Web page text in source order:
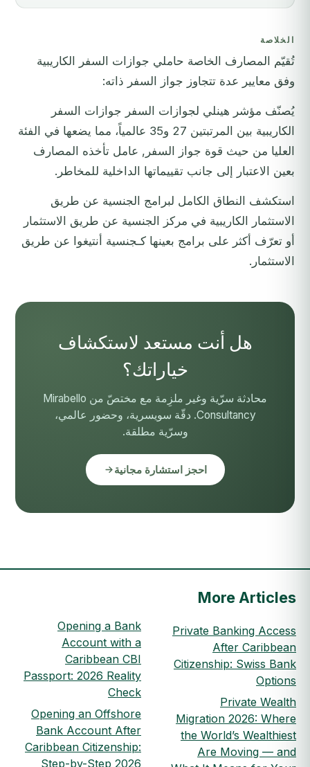
الخلاصة
تُقيّم المصارف الخاصة حاملي جوازات السفر الكاريبية
وفق معايير عدة تتجاوز جواز السفر ذاته:
يُصنّف مؤشر هينلي لجوازات السفر جوازات السفر
الكاريبية بين المرتبتين 27 و35 عالمياً، مما يضعها في الفئة
العليا من حيث قوة جواز السفر, عامل تأخذه المصارف
بعين الاعتبار إلى جانب تقييماتها الداخلية للمخاطر.
استكشف النطاق الكامل لبرامج الجنسية عن طريق
الاستثمار الكاريبية في مركز الجنسية عن طريق الاستثمار
أو تعرّف أكثر على برامج بعينها كـجنسية أنتيغوا عن طريق
الاستثمار .
هل أنت مستعد لاستكشاف
خياراتك؟
محادثة سرّية وغير ملزِمة مع مختصّ من Mirabello
Consultancy. دقّة سويسرية، وحضور عالمي،
وسرّية مطلقة.
احجز استشارة مجانية
More Articles
Private Banking Access
After Caribbean
Citizenship: Swiss Bank
Options
Private Wealth
Migration 2026: Where
the World’s Wealthiest
Are Moving — and
Opening a Bank
Account with a
Caribbean CBI
Passport: 2026 Reality
Check
Opening an Offshore
Bank Account After
Caribbean Citizenship:
Step-by-Step 2026